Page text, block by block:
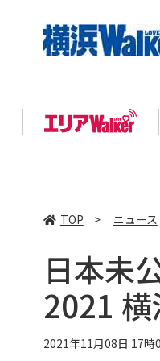
TOP > ニュース
日本未
2021
2021年11月08日 17時